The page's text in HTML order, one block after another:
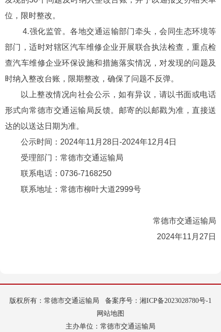
位，限时整改。
4.强化监管。各地交通运输部门牵头，会同生态环境等
部门，适时对辖区汽车维修企业开展联合执法检查，重点检
查汽车维修企业环保设施和措施落实情况，对发现的问题及
时纳入整改台账，限期整改，确保了问题不反弹。
以上整改情况向社会公示，如有异议，请以书面或电话
形式向常德市交通运输局反馈。邮寄的以邮戳为准，直接送
达的以送达日期为准。
公示时间：2024年11月28日-2024年12月4日
受理部门：常德市交通运输局
联系电话：0736-7168250
联系地址：常德市柳叶大道2999号
常德市交通运输局
2024年11月27日
版权所有：常德市交通运输局 备案序号： 湘ICP备2023028780号-1
网站地图
主办单位：常德市交通运输局